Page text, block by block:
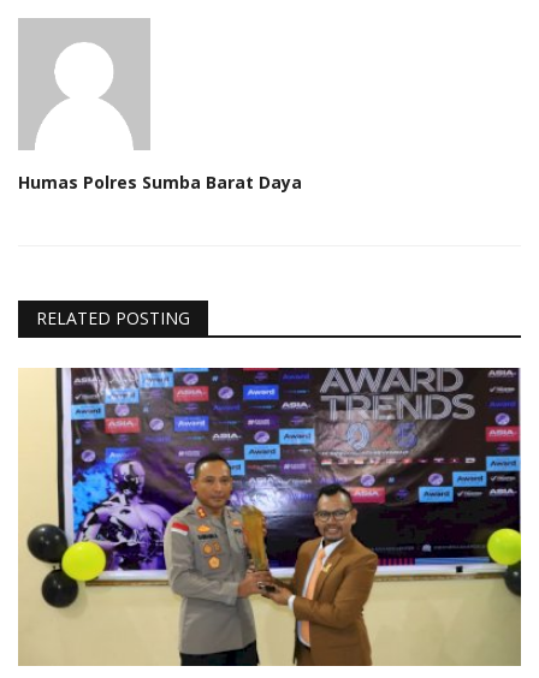
Humas Polres Sumba Barat Daya
RELATED POSTING